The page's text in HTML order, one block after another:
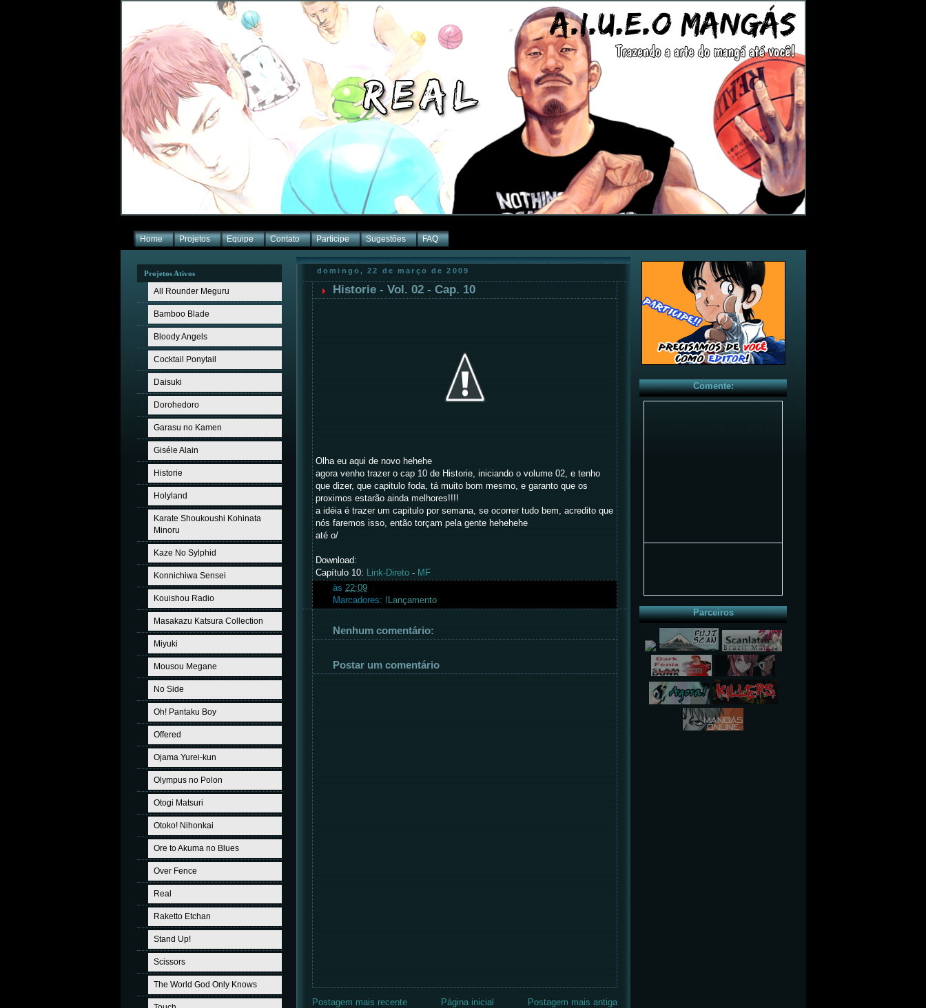
Home Projetos Equipe Contato Participe Sugestões FAQ
Projetos Ativos
All Rounder Meguru
Bamboo Blade
Bloody Angels
Cocktail Ponytail
Daisuki
Dorohedoro
Garasu no Kamen
Giséle Alain
Historie
Holyland
Karate Shoukoushi Kohinata
Minoru
Kaze No Sylphid
Konnichiwa Sensei
Kouishou Radio
Masakazu Katsura Collection
Miyuki
Mousou Megane
No Side
Oh! Pantaku Boy
Offered
Ojama Yurei-kun
Olympus no Polon
Otogi Matsuri
Otoko! Nihonkai
Ore to Akuma no Blues
Over Fence
Real
Raketto Etchan
Stand Up!
Scissors
The World God Only Knows
domingo, 22 de março de 2009
Historie - Vol. 02 - Cap. 10
Olha eu aqui de novo hehehe
agora venho trazer o cap 10 de Historie, iniciando o volume 02, e tenho
que dizer, que capitulo foda, tá muito bom mesmo, e garanto que os
proximos estarão ainda melhores!!!!
a idéia é trazer um capitulo por semana, se ocorrer tudo bem, acredito que
nós faremos isso, então torçam pela gente hehehehe
até o/
Download:
Capítulo 10:
Link-Direto - MF
às 22:09
Marcadores: !Lançamento
Nenhum comentário:
Postar um comentário
Postagem mais recente Postagem mais antiga
Página inicial
Comente:
Parceiros